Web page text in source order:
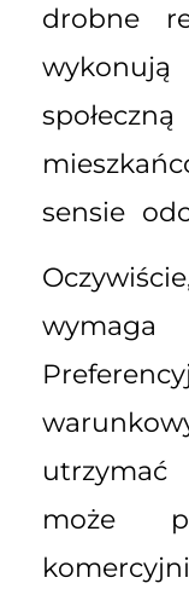
drobne
sensie
utrzymać
może